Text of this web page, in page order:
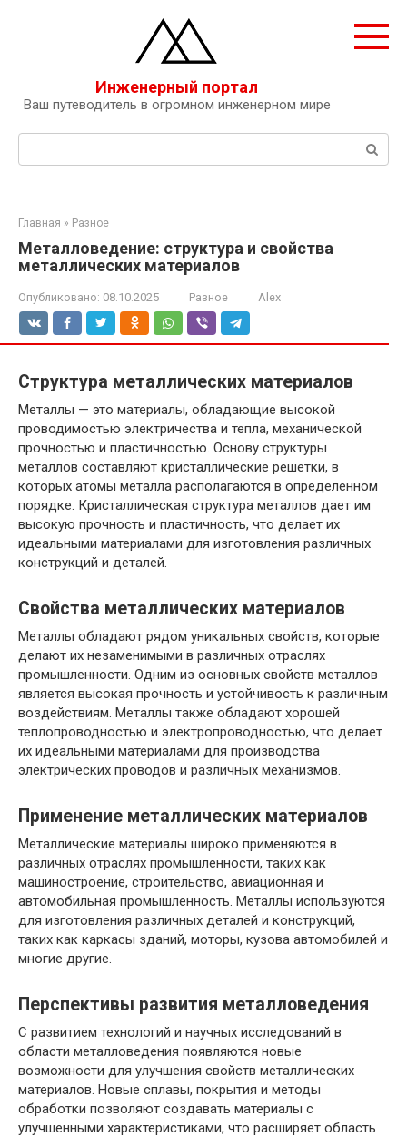
Инженерный портал
Ваш путеводитель в огромном инженерном мире
Поиск:
Главная » Разное
Металловедение: структура и свойства
металлических материалов
Опубликовано: 08.10.2025 Разное Alex
Структура металлических материалов
Металлы — это материалы, обладающие высокой
проводимостью электричества и тепла, механической
прочностью и пластичностью. Основу структуры
металлов составляют кристаллические решетки, в
которых атомы металла располагаются в определенном
порядке. Кристаллическая структура металлов дает им
высокую прочность и пластичность, что делает их
идеальными материалами для изготовления различных
конструкций и деталей.
Свойства металлических материалов
Металлы обладают рядом уникальных свойств, которые
делают их незаменимыми в различных отраслях
промышленности. Одним из основных свойств металлов
является высокая прочность и устойчивость к различным
воздействиям. Металлы также обладают хорошей
теплопроводностью и электропроводностью, что делает
их идеальными материалами для производства
электрических проводов и различных механизмов.
Применение металлических материалов
Металлические материалы широко применяются в
различных отраслях промышленности, таких как
машиностроение, строительство, авиационная и
автомобильная промышленность. Металлы используются
для изготовления различных деталей и конструкций,
таких как каркасы зданий, моторы, кузова автомобилей и
многие другие.
Перспективы развития металловедения
С развитием технологий и научных исследований в
области металловедения появляются новые
возможности для улучшения свойств металлических
материалов. Новые сплавы, покрытия и методы
обработки позволяют создавать материалы с
улучшенными характеристиками, что расширяет область